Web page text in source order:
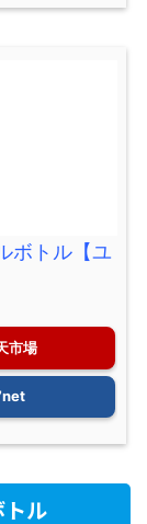
ボトル【ユ
市場
トル